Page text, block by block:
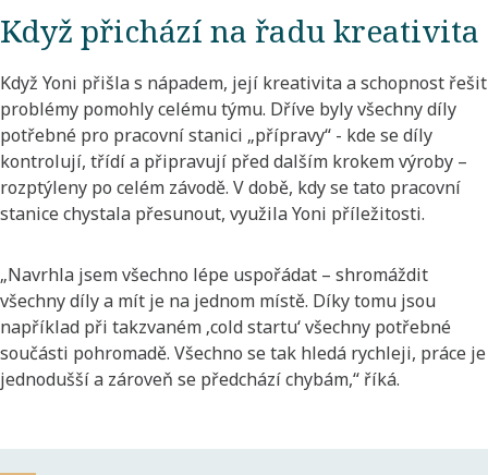
Když přichází na řadu kreativita
Když Yoni přišla s nápadem, její kreativita a schopnost řešit
problémy pomohly celému týmu. Dříve byly všechny díly
potřebné pro pracovní stanici „přípravy“ - kde se díly
kontrolují, třídí a připravují před dalším krokem výroby –
rozptýleny po celém závodě. V době, kdy se tato pracovní
stanice chystala přesunout, využila Yoni příležitosti.
„Navrhla jsem všechno lépe uspořádat – shromáždit
všechny díly a mít je na jednom místě. Díky tomu jsou
například při takzvaném ‚cold startu‘ všechny potřebné
součásti pohromadě. Všechno se tak hledá rychleji, práce je
jednodušší a zároveň se předchází chybám,“ říká.